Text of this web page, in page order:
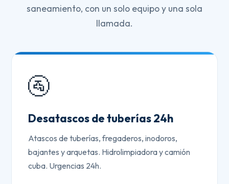
saneamiento, con un solo equipo y una sola
llamada.
🚰
Desatascos de tuberías 24h
Atascos de tuberías, fregaderos, inodoros,
bajantes y arquetas. Hidrolimpiadora y camión
cuba. Urgencias 24h.